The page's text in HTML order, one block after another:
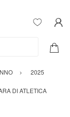
2025
DI ATLETICA